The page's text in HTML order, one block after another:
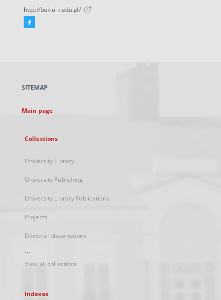
http://buk.ujk.edu.pl/
Facebook
new
SITEMAP
Main page
Collections
University Library
University Publishing
University Library Publications
Projects
Doctoral dissertations
...
View all collections
Indexes